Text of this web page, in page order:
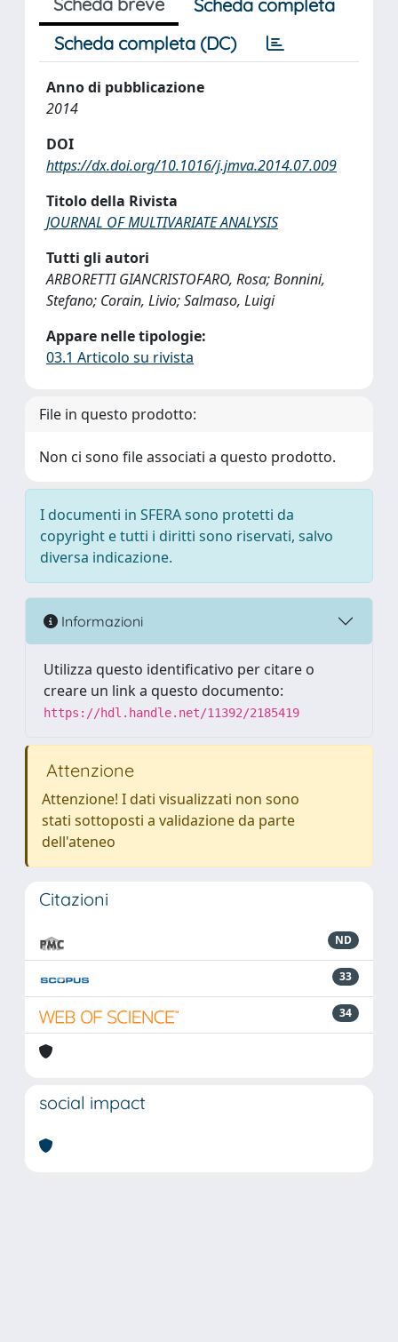
Scheda completa
Scheda completa (DC)
Anno di pubblicazione
2014
DOI
https://dx.doi.org/10.1016/j.jmva.2014.07.009
Titolo della Rivista
JOURNAL OF MULTIVARIATE ANALYSIS
Tutti gli autori
ARBORETTI GIANCRISTOFARO, Rosa; Bonnini,
Stefano; Corain, Livio; Salmaso, Luigi
Appare nelle tipologie:
03.1 Articolo su rivista
File in questo prodotto:
Non ci sono file associati a questo prodotto.
I documenti in SFERA sono protetti da
copyright e tutti i diritti sono riservati, salvo
diversa indicazione.
Informazioni
Utilizza questo identificativo per citare o
creare un link a questo documento:
https://hdl.handle.net/11392/2185419
Attenzione
Attenzione! I dati visualizzati non sono
stati sottoposti a validazione da parte
dell'ateneo
Citazioni
ND
33
34
social impact